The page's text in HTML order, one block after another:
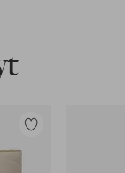
Lisää
suosikkeihin